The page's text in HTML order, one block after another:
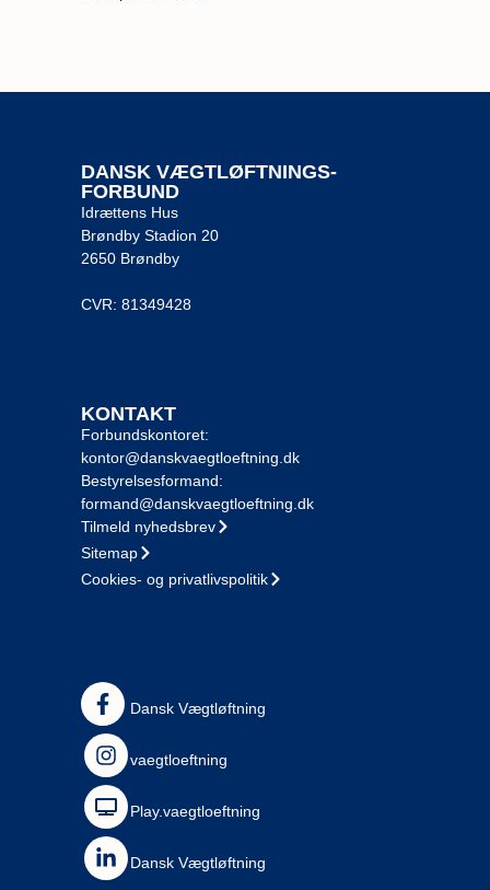
DANSK VÆGTLØFTNINGS-
FORBUND
Idrættens Hus
Brøndby Stadion 20
2650 Brøndby
CVR: 81349428
KONTAKT
Forbundskontoret:
kontor@danskvaegtloeftning.dk
Bestyrelsesformand:
formand@danskvaegtloeftning.dk
Tilmeld nyhedsbrev
Sitemap
Cookies- og privatlivspolitik
Dansk Vægtløftning
vaegtloeftning
Play.vaegtloeftning
Dansk Vægtløftning